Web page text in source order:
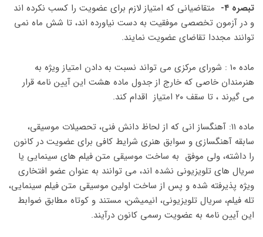
تبصره ۴-
متقاضیانی که امتیاز لازم برای عضویت را کسب نکرده اند
و در آزمون تخصصی موفقیت به دست نیاورده اند، تا شش ماه نمی
توانند مجددا تقاضای عضویت نمایند.
ماده ۱۰ : شورای مرکزی می تواند نسبت به دادن امتیاز ویژه به
هنرمندان خاصی که خارج از جدول ماده هشت این آیین نامه قرار
می گیرند ، تا سقف ۲۰ امتیاز اقدام کند.
ماده ۱۱: آهنگساز انی که از لحاظ دانش فنی، تحصیلات موسیقی،
سابقه آهنگسازی و سوابق هنری شرایط کافی برای عضویت در کانون
را داشته، ولی موفق به ساخت موسیقی متن فیلم های سینمایی یا
سریال های تلویزیونی نشده اند، می توانند به عنوان عضو افتخاری
ویژه پذیرفته شده و پس از ساخت اولین موسیقی متن فیلم سینمایی،
تله فیلم، سریال تلویزیونی، انیمیشن، مستند و کوتاه مطابق ضوابط
این آیین نامه به عضویت رسمی کانون درآیند.